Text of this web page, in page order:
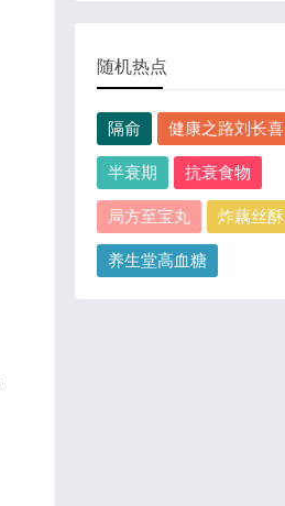
随机热点
隔俞 健康之路刘长喜
半衰期 抗衰食物
局方至宝丸 炸藕丝酥
养生堂高血糖